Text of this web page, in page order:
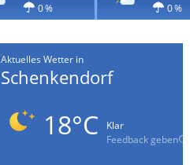
0 % 0 %
Aktuelles Wetter in
Schenkendorf
18°C
Klar
Feedback geben